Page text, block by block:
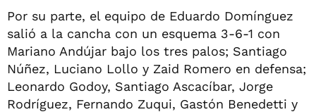
Por su parte, el equipo de Eduardo Domínguez
salió a la cancha con un esquema 3-6-1 con
Mariano Andújar bajo los tres palos; Santiago
Núñez, Luciano Lollo y Zaid Romero en defensa;
Leonardo Godoy, Santiago Ascacíbar, Jorge
Rodríguez, Fernando Zuqui, Gastón Benedetti y